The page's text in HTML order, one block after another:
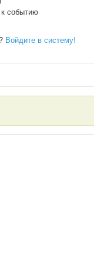
к событию
Войдите в систему!